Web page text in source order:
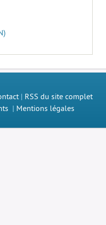
| RSS du site complet
| Mentions légales